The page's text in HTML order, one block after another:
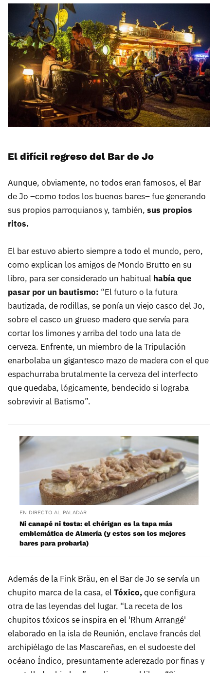
El difícil regreso del Bar de Jo
Aunque, obviamente, no todos eran famosos, el Bar
de Jo –como todos los buenos bares– fue generando
sus propios parroquianos y, también, sus propios
ritos.
El bar estuvo abierto siempre a todo el mundo, pero,
como explican los amigos de Mondo Brutto en su
libro, para ser considerado un habitual había que
pasar por un bautismo: “El futuro o la futura
bautizada, de rodillas, se ponía un viejo casco del Jo,
sobre el casco un grueso madero que servía para
cortar los limones y arriba del todo una lata de
cerveza. Enfrente, un miembro de la Tripulación
enarbolaba un gigantesco mazo de madera con el que
espachurraba brutalmente la cerveza del interfecto
que quedaba, lógicamente, bendecido si lograba
sobrevivir al Batismo”.
EN DIRECTO AL PALADAR
Ni canapé ni tosta: el chérigan es la tapa más
emblemática de Almería (y estos son los mejores
bares para probarla)
Además de la Fink Bräu, en el Bar de Jo se servía un
chupito marca de la casa, el Tóxico,que configura
otra de las leyendas del lugar. “La receta de los
chupitos tóxicos se inspira en el 'Rhum Arrangé'
elaborado en la isla de Reunión, enclave francés del
archipiélago de las Mascareñas, en el sudoeste del
océano Índico, presuntamente aderezado por finas y